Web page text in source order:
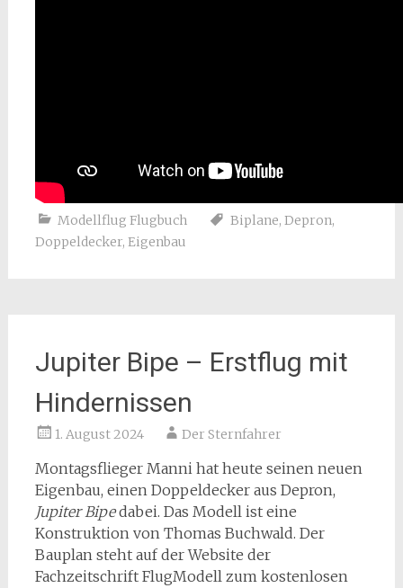
Modellflug Flugbuch Biplane, Depron,
Doppeldecker, Eigenbau
Jupiter Bipe – Erstflug mit
Hindernissen
1. August 2024 Der Sternfahrer
Montagsflieger Manni hat heute seinen neuen
Eigenbau, einen Doppeldecker aus Depron,
Jupiter Bipedabei. Das Modell ist eine
Konstruktion von Thomas Buchwald. Der
Bauplan steht auf der Website der
Fachzeitschrift FlugModell zum kostenlosen